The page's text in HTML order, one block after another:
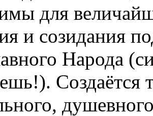
для
и созидания
Народа
Создаётся